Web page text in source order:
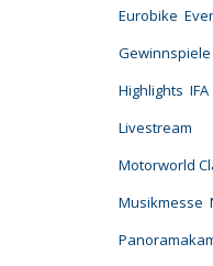
Eurobike
Gewinnspiele
Highlights IFA
Livestream
Motorworld
Musikmesse